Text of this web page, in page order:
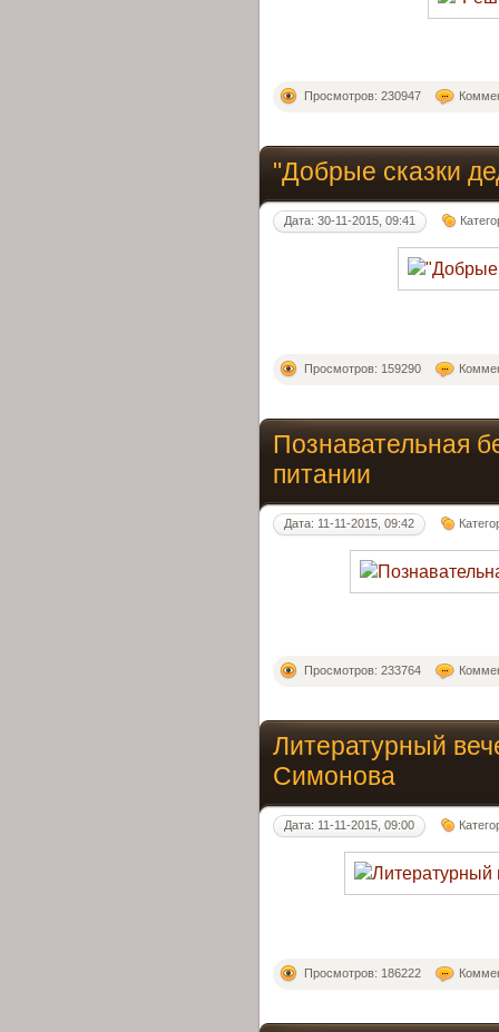
Просмотров: 230947
"Добрые сказки
Дата: 30-11-2015, 09:41
Просмотров: 159290
Познавательная
питании
Дата: 11-11-2015, 09:42
Просмотров: 233764
Литературный
Симонова
Дата: 11-11-2015, 09:00
Просмотров: 186222